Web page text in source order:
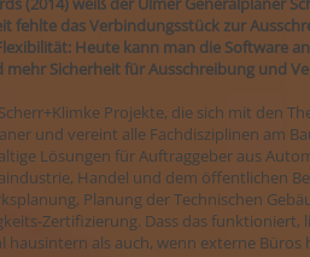
fehlte das Verbindungsstück zur
Heute kann man die Software
Sicherheit für Ausschreibung und
Projekte, die sich mit den
und vereint alle Fachdisziplinen am
Lösungen für Auftraggeber aus
Handel und dem öffentlichen
Planung der Technischen
Zertifizierung. Dass das funktioniert,
als auch, wenn externe Büros